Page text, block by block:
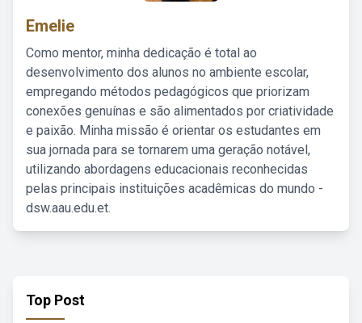
Emelie
Como mentor, minha dedicação é total ao
desenvolvimento dos alunos no ambiente escolar,
empregando métodos pedagógicos que priorizam
conexões genuínas e são alimentados por criatividade
e paixão. Minha missão é orientar os estudantes em
sua jornada para se tornarem uma geração notável,
utilizando abordagens educacionais reconhecidas
pelas principais instituições acadêmicas do mundo -
dsw.aau.edu.et.
Top Post